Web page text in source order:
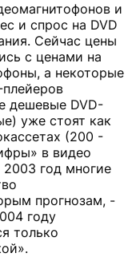
и
и спрос на DVD
Сейчас цены
с ценами на
а некоторые
дешевые DVD-
уже стоят как
(200 -
в видео
год многие
прогнозам, -
году
только